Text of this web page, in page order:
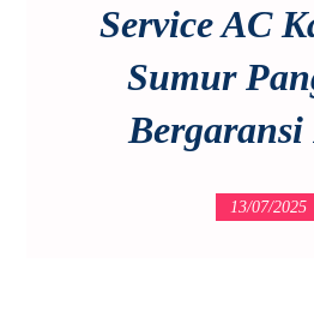
Service AC
Sumur
Bergaransi
13/07/2025